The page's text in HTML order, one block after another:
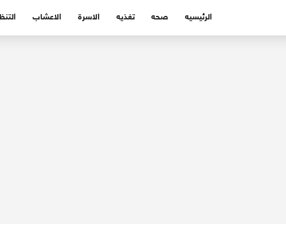
الرئيسيه صحه تغذيه الاسرة الاعشاب